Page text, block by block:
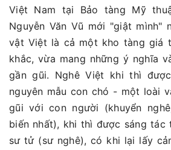
Việt Nam tại Bảo tàng Mỹ
Nguyễn Văn Vũ mới "giật mình"
vật Việt là cả một kho tàng giá
khắc, vừa mang những ý nghĩa
gần gũi. Nghê Việt khi thì
nguyên mẫu con chó - một loài
gũi với con người (khuyển
biến nhất), khi thì được sáng tác
sư tử (sư nghê), có khi lại lấy